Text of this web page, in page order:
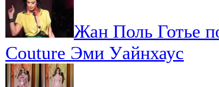
Жан Поль Готье
Couture Эми Уайнхаус